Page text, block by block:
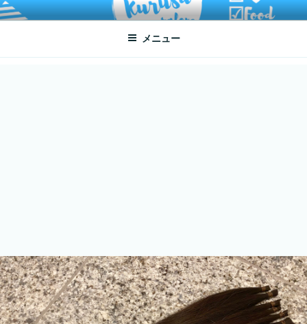
コ
ン
ン
ATSUKO KURUSU SALONE
written by Atsuko Kurusu
メニュー